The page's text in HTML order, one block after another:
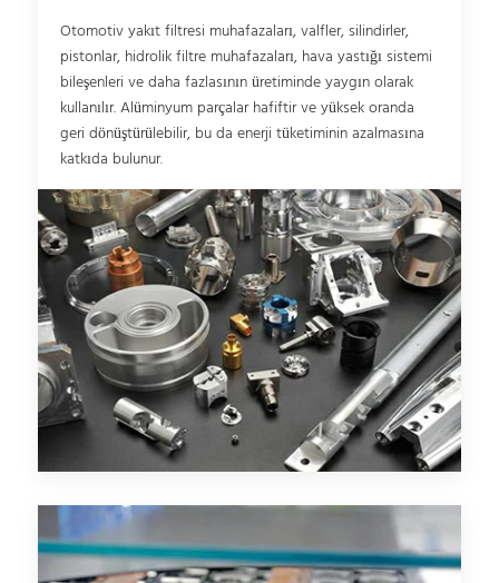
Otomotiv yakıt filtresi muhafazaları, valfler, silindirler,
pistonlar, hidrolik filtre muhafazaları, hava yastığı sistemi
bileşenleri ve daha fazlasının üretiminde yaygın olarak
kullanılır. Alüminyum parçalar hafiftir ve yüksek oranda
geri dönüştürülebilir, bu da enerji tüketiminin azalmasına
katkıda bulunur.